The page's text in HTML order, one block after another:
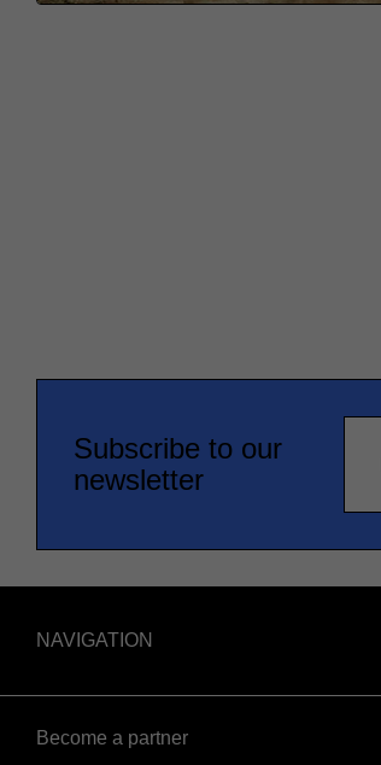
Subscribe to our
newsletter
NAVIGATION
Become a partner